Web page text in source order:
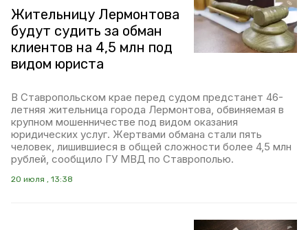
Жительницу Лермонтова
будут судить за обман
клиентов на 4,5 млн под
видом юриста
В Ставропольском крае перед судом предстанет 46-
летняя жительница города Лермонтова, обвиняемая в
крупном мошенничестве под видом оказания
юридических услуг. Жертвами обмана стали пять
человек, лишившиеся в общей сложности более 4,5 млн
рублей, сообщило ГУ МВД по Ставрополью.
20 июля , 13:38